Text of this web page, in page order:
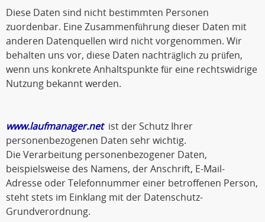
Diese Daten sind nicht bestimmten Personen
zuordenbar. Eine Zusammenführung dieser Daten mit
anderen Datenquellen wird nicht vorgenommen. Wir
behalten uns vor, diese Daten nachträglich zu prüfen,
wenn uns konkrete Anhaltspunkte für eine rechtswidrige
Nutzung bekannt werden.
www.laufmanager.netist der Schutz Ihrer
personenbezogenen Daten sehr wichtig.
Die Verarbeitung personenbezogener Daten,
beispielsweise des Namens, der Anschrift, E-Mail-
Adresse oder Telefonnummer einer betroffenen Person,
steht stets im Einklang mit der Datenschutz-
Grundverordnung.